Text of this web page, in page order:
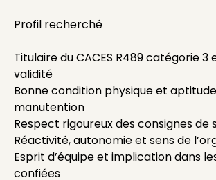
Profil recherché
Titulaire du CACES R489 catégorie 3
validité
Bonne condition physique et
manutention
Respect rigoureux des consignes de
Réactivité, autonomie et sens de
Esprit d’équipe et implication dans
confiées